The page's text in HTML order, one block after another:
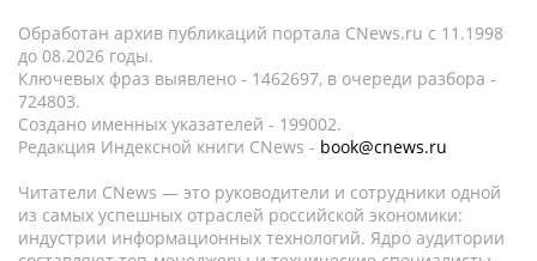
Обработан архив публикаций портала CNews.ru c 11.1998
до 08.2026 годы.
Ключевых фраз выявлено - 1462697, в очереди разбора -
724803.
Создано именных указателей - 199002.
Редакция Индексной книги CNews - book@cnews.ru
Читатели CNews — это руководители и сотрудники одной
из самых успешных отраслей российской экономики:
индустрии информационных технологий. Ядро аудитории